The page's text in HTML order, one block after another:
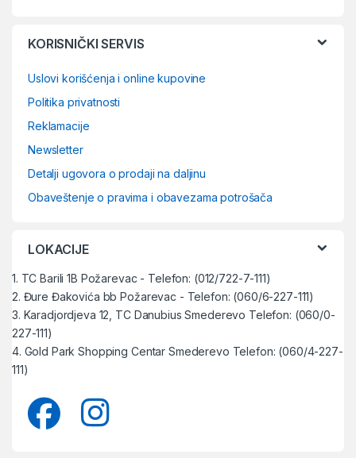
KORISNIČKI SERVIS
Uslovi korišćenja i online kupovine
Politika privatnosti
Reklamacije
Newsletter
Detalji ugovora o prodaji na daljinu
Obaveštenje o pravima i obavezama potrošača
LOKACIJE
1. TC Barili 1B Požarevac - Telefon: (012/722-7-111)
2. Đure Đakovića bb Požarevac - Telefon: (060/6-227-111)
3. Karadjordjeva 12, TC Danubius Smederevo Telefon: (060/0-
227-111)
4. Gold Park Shopping Centar Smederevo Telefon: (060/4-227-
111)